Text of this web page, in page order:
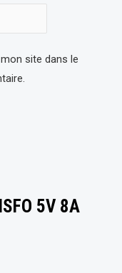
site dans le
5V 8A